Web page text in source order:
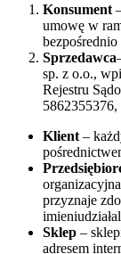
Konsument
umowę w
Sprzedawca
sp. z o.o.,
Rejestru
Klient –
przyznaje
Sklep –
adresem